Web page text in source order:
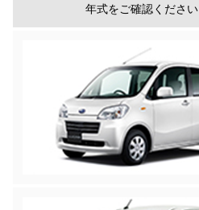
年式をご確認ください